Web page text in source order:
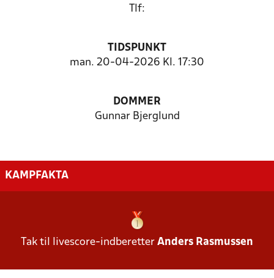
Tlf:
TIDSPUNKT
man. 20-04-2026 Kl. 17:30
DOMMER
Gunnar Bjerglund
KAMPFAKTA
Tak til livescore-indberetter Anders Rasmussen